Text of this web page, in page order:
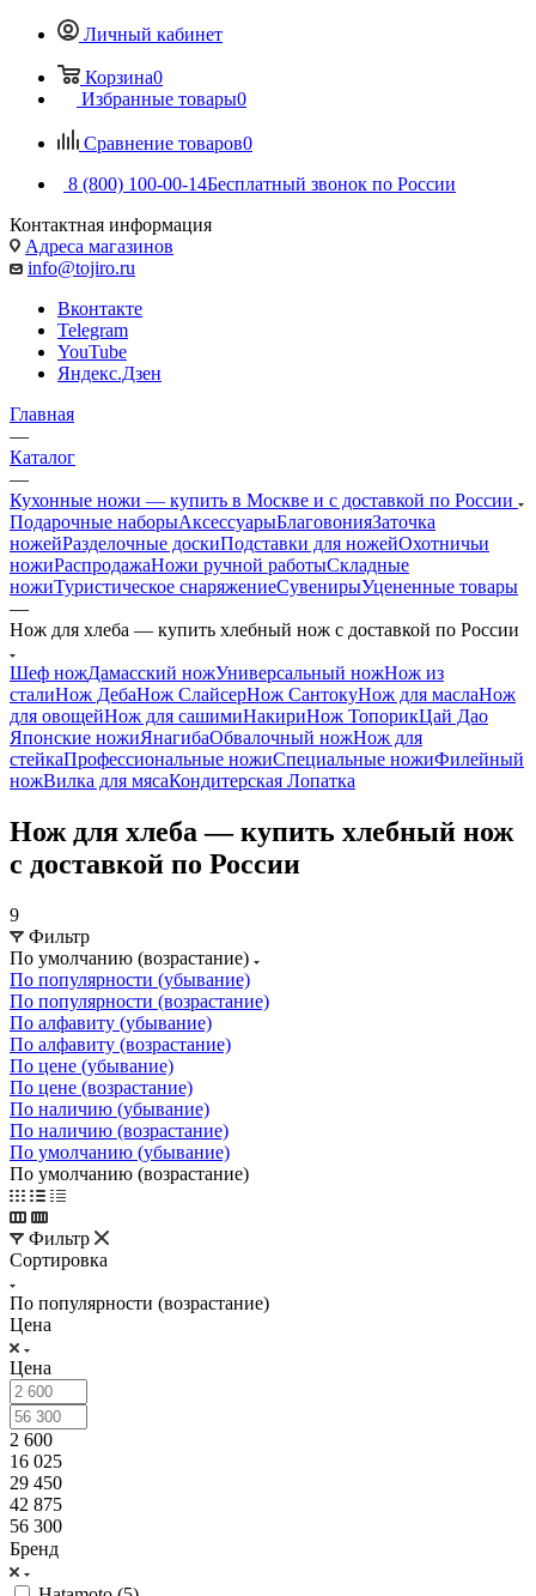
Личный кабинет
Корзина0
Избранные товары0
Сравнение товаров0
8 (800) 100-00-14Бесплатный звонок по России
Контактная информация
Адреса магазинов
info@tojiro.ru
Вконтакте
Telegram
YouTube
Яндекс.Дзен
Главная
—
Каталог
—
Кухонные ножи — купить в Москве и с доставкой по России
Подарочные наборыАксессуарыБлаговонияЗаточка
ножейРазделочные доскиПодставки для ножейОхотничьи
ножиРаспродажаНожи ручной работыСкладные
ножиТуристическое снаряжениеСувенирыУцененные товары
—
Нож для хлеба — купить хлебный нож с доставкой по России
Шеф ножДамасский ножУниверсальный ножНож из
сталиНож ДебаНож СлайсерНож СантокуНож для маслаНож
для овощейНож для сашимиНакириНож ТопорикЦай Дао
Японские ножиЯнагибаОбвалочный ножНож для
стейкаПрофессиональные ножиСпециальные ножиФилейный
ножВилка для мясаКондитерская Лопатка
Нож для хлеба — купить хлебный нож
с доставкой по России
9
Фильтр
По умолчанию (возрастание)
По популярности (убывание)
По популярности (возрастание)
По алфавиту (убывание)
По алфавиту (возрастание)
По цене (убывание)
По цене (возрастание)
По наличию (убывание)
По наличию (возрастание)
По умолчанию (убывание)
По умолчанию (возрастание)
Фильтр
Сортировка
По популярности (возрастание)
Цена
Цена
2 600
16 025
29 450
42 875
56 300
Бренд